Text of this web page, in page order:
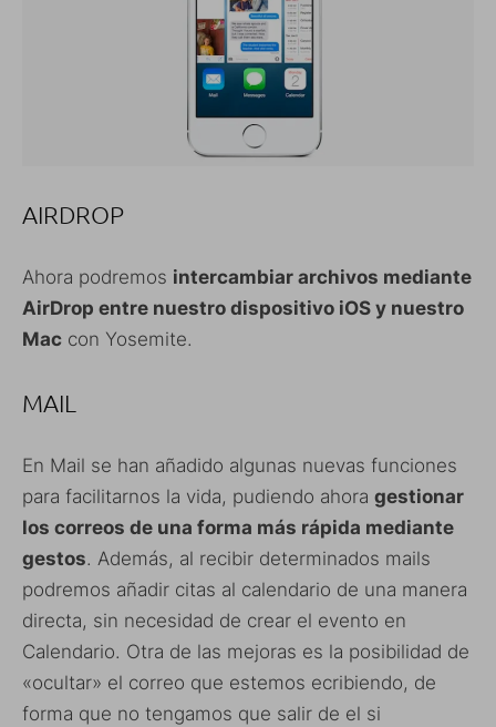
AIRDROP
Ahora podremos intercambiar archivos mediante
AirDrop entre nuestro dispositivo iOS y nuestro
Mac con Yosemite.
MAIL
En Mail se han añadido algunas nuevas funciones
para facilitarnos la vida, pudiendo ahora gestionar
los correos de una forma más rápida mediante
gestos. Además, al recibir determinados mails
podremos añadir citas al calendario de una manera
directa, sin necesidad de crear el evento en
Calendario. Otra de las mejoras es la posibilidad de
«ocultar» el correo que estemos ecribiendo, de
forma que no tengamos que salir de el si